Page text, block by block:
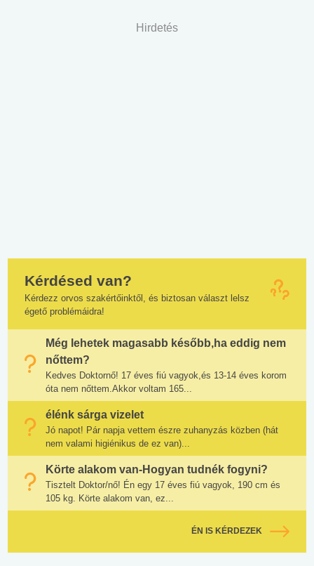
Hirdetés
Kérdésed van?
Kérdezz orvos szakértőinktől, és biztosan választ lelsz
égető problémáidra!
Még lehetek magasabb később,ha eddig nem
nőttem?
Kedves Doktornő! 17 éves fiú vagyok,és 13-14 éves korom
óta nem nőttem.Akkor voltam 165...
élénk sárga vizelet
Jó napot! Pár napja vettem észre zuhanyzás közben (hát
nem valami higiénikus de ez van)...
Körte alakom van-Hogyan tudnék fogyni?
Tisztelt Doktor/nő! Én egy 17 éves fiú vagyok, 190 cm és
105 kg. Körte alakom van, ez...
ÉN IS KÉRDEZEK